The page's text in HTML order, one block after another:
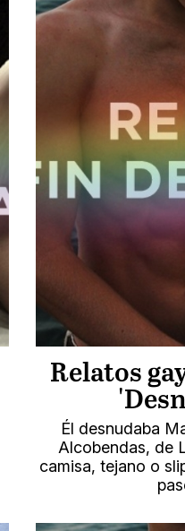
Relatos
Él desnudaba
Alcobendas, de
camisa, tejano o